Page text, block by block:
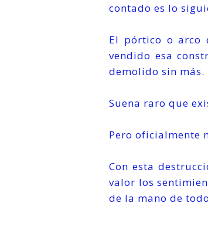
contado es lo
El pórtico o arco
vendido esa
demolido sin más.
Suena raro que
Pero oficialmente
Con esta
valor los
de la mano de